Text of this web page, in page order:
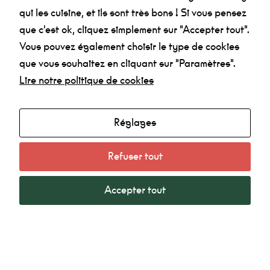
Agenda
Made in la Nef
qui les cuisine, et ils sont très bons ! Si vous pensez
que c'est ok, cliquez simplement sur "Accepter tout".
Vous pouvez également choisir le type de cookies
que vous souhaitez en cliquant sur "Paramètres".
Lire notre politique de cookies
Réglages
Refuser tout
Accepter tout
Marketing
En
partageant
vos intérêts et
votre
les chances
contenu et
des offres